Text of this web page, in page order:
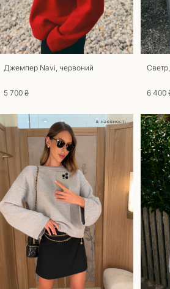
Повернення
Для повернення та обміну товару потрібна
підтверджує покупку. Товари, що були у
обміну не приймаються. Повернути товар
його товарний вигляд, ярлики та етикетки.
обміну – 14 днів з моменту отримання
оплачується за рахунок покупця. У разі якщо
Джемпер Navi, червоний
5 700 ₴ 6 400
в наявності